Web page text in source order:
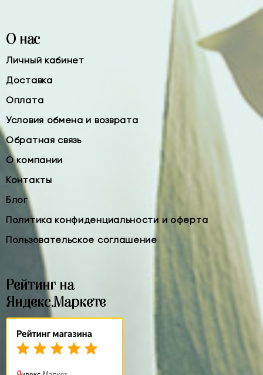
О нас
Личный кабинет
Доставка
Оплата
Условия обмена и возврата
Обратная связь
О компании
Контакты
Блог
Политика конфиденциальности и оферта
Пользовательское соглашение
Рейтинг на
Яндекс.Маркете